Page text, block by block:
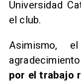
Universidad
el club.
Asimismo,
por el trabajo